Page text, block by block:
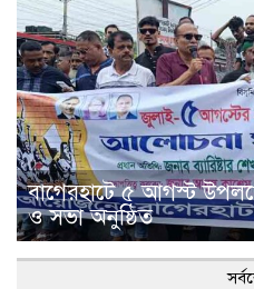
বাগেরহাটে ৫ আগস্ট
ও সভা অনুষ্ঠিত